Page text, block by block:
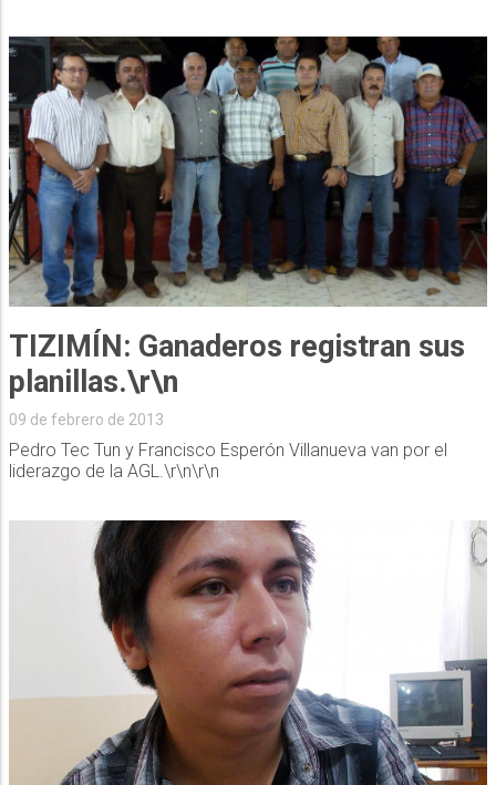
TIZIMÍN: Ganaderos registran sus
planillas.\r\n
09 de febrero de 2013
Pedro Tec Tun y Francisco Esperón Villanueva van por el
liderazgo de la AGL.\r\n\r\n